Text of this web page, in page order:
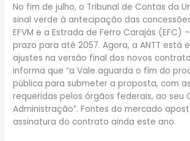
No fim de julho, o Tribunal de Contas da
sinal verde à antecipação das
EFVM e a Estrada de Ferro Carajás (EFC)
prazo para até 2057. Agora, a ANTT está
ajustes na versão final dos novos
informa que “a Vale aguarda o fim do
pública para submeter a proposta, com
requeridas pelos órgãos federais, ao seu
Administração”. Fontes do mercado
assinatura do contrato ainda este ano.